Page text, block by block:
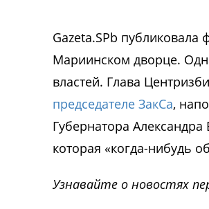
Gazeta.SPb публиковала
Мариинском дворце.
властей. Глава
председателе ЗакСа,
Губернатора
которая «когда-нибудь
Узнавайте о новостях